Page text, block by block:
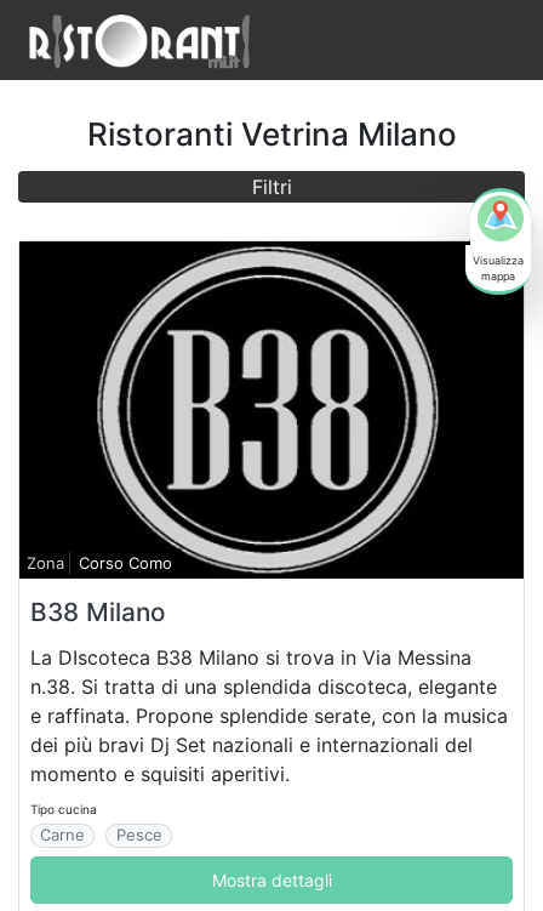
Ristoranti Vetrina Milano
Zona Corso Como
B38 Milano
La DIscoteca B38 Milano si trova in Via Messina
n.38. Si tratta di una splendida discoteca, elegante
e raffinata. Propone splendide serate, con la musica
dei più bravi Dj Set nazionali e internazionali del
momento e squisiti aperitivi.
Tipo cucina
Carne Pesce
Mostra dettagli
Filtri